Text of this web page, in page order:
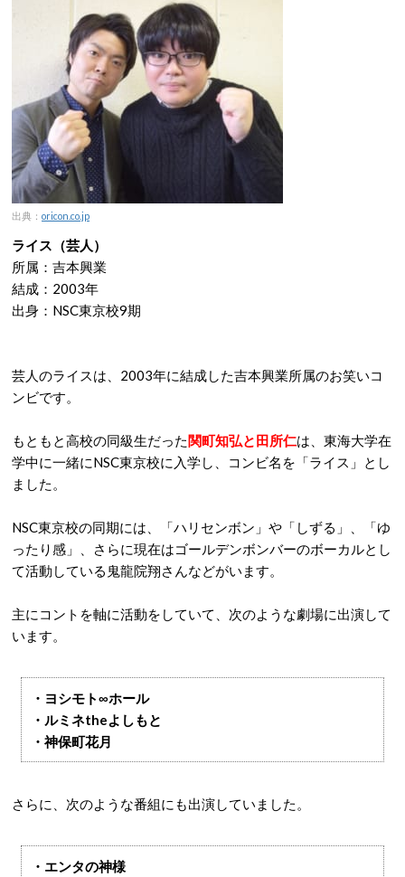
出典： oricon.co.jp
ライス（芸人）
所属：吉本興業
結成：2003年
出身：NSC東京校9期
芸人のライスは、2003年に結成した吉本興業所属のお笑いコ
ンビです。
もともと高校の同級生だった関町知弘と田所仁は、東海大学在
学中に一緒にNSC東京校に入学し、コンビ名を「ライス」とし
ました。
NSC東京校の同期には、「ハリセンボン」や「しずる」、「ゆ
ったり感」、さらに現在はゴールデンボンバーのボーカルとし
て活動している鬼龍院翔さんなどがいます。
主にコントを軸に活動をしていて、次のような劇場に出演して
います。
・ヨシモト∞ホール
・ルミネtheよしもと
・神保町花月
さらに、次のような番組にも出演していました。
・エンタの神様